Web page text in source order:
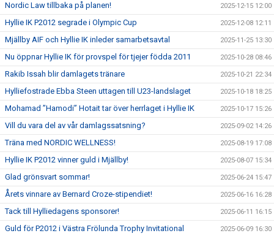
Nordic Law tillbaka på planen! 2025-12-15 12:00
Hyllie IK P2012 segrade i Olympic Cup 2025-12-08 12:11
Mjällby AIF och Hyllie IK inleder samarbetsavtal 2025-11-25 13:30
Nu öppnar Hyllie IK för provspel för tjejer födda 2011 2025-10-28 08:46
Rakib Issah blir damlagets tränare 2025-10-21 22:34
Hylliefostrade Ebba Steen uttagen till U23-landslaget 2025-10-18 18:25
Mohamad ”Hamodi” Hotait tar över herrlaget i Hyllie IK 2025-10-17 15:26
Vill du vara del av vår damlagssatsning? 2025-09-02 14:26
Träna med NORDIC WELLNESS! 2025-08-19 17:08
Hyllie IK P2012 vinner guld i Mjällby! 2025-08-07 15:34
Glad grönsvart sommar! 2025-06-24 15:47
Årets vinnare av Bernard Croze-stipendiet! 2025-06-16 16:28
Tack till Hylliedagens sponsorer! 2025-06-11 16:15
Guld för P2012 i Västra Frölunda Trophy Invitational 2025-06-09 16:30